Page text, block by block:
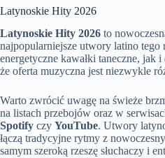
Latynoskie Hity 2026
Latynoskie Hity 2026 to
najpopularniejsze utwory latino
energetyczne kawałki taneczne, jak
że oferta muzyczna jest niezwykle
Warto zwrócić uwagę na świeże
na listach przebojów oraz w
Spotify czy YouTube. Utwory
łączą tradycyjne rytmy z
samym szeroką rzeszę słuchaczy i